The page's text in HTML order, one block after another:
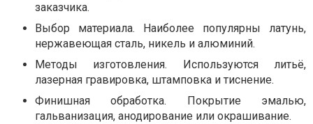
заказчика.
Выбор материала. Наиболее популярны латунь,
нержавеющая сталь, никель и алюминий.
Методы изготовления. Используются литьё,
лазерная гравировка, штамповка и тиснение.
Финишная обработка. Покрытие эмалью,
гальванизация, анодирование или окрашивание.